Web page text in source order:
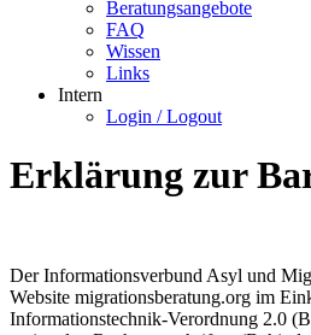
Beratungsangebote
FAQ
Wissen
Links
Intern
Login / Logout
Erklärung zur
Der Informationsverbund Asyl und
Website migrationsberatung.org im
Informationstechnik-Verordnung 2.0